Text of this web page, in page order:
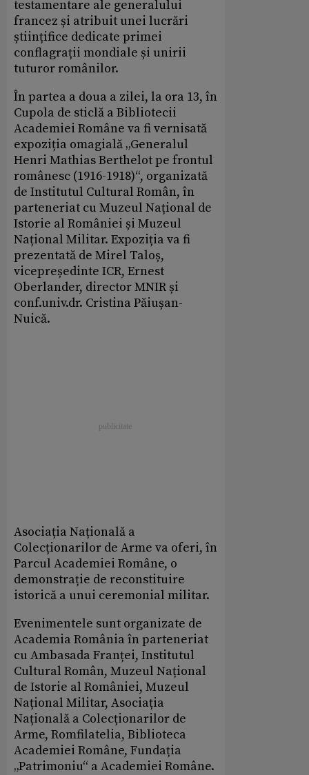
testamentare ale generalului
francez și atribuit unei lucrări
științifice dedicate primei
conflagrații mondiale și unirii
tuturor românilor.
În partea a doua a zilei, la ora 13, în
Cupola de sticlă a Bibliotecii
Academiei Române va fi vernisată
expoziția omagială „Generalul
Henri Mathias Berthelot pe frontul
românesc (1916-1918)“, organizată
de Institutul Cultural Român, în
parteneriat cu Muzeul Național de
Istorie al României și Muzeul
Național Militar. Expoziția va fi
prezentată de Mirel Taloș,
vicepreședinte ICR, Ernest
Oberlander, director MNIR și
conf.univ.dr. Cristina Păiușan-
Nuică.
Asociația Națională a
Colecționarilor de Arme va oferi, în
Parcul Academiei Române, o
demonstrație de reconstituire
istorică a unui ceremonial militar.
Evenimentele sunt organizate de
Academia România în parteneriat
cu Ambasada Franței, Institutul
Cultural Român, Muzeul Național
de Istorie al României, Muzeul
Național Militar, Asociația
Națională a Colecționarilor de
Arme, Romfilatelia, Biblioteca
Academiei Române, Fundația
„Patrimoniu“ a Academiei Române.